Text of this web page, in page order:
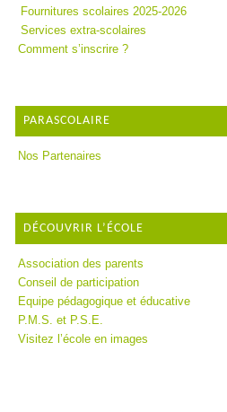
Fournitures scolaires 2025-2026
Services extra-scolaires
Comment s’inscrire ?
PARASCOLAIRE
Nos Partenaires
DÉCOUVRIR L’ÉCOLE
Association des parents
Conseil de participation
Equipe pédagogique et éducative
P.M.S. et P.S.E.
Visitez l’école en images